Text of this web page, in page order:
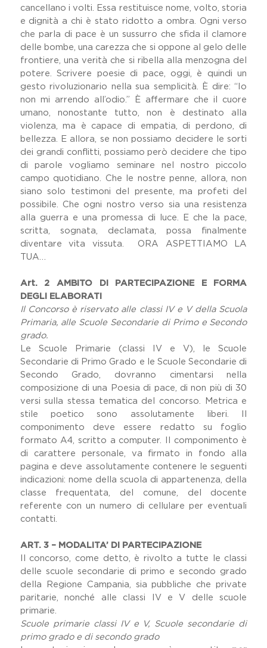
cancellano i volti. Essa restituisce nome, volto, storia
e dignità a chi è stato ridotto a ombra. Ogni verso
che parla di pace è un sussurro che sfida il clamore
delle bombe, una carezza che si oppone al gelo delle
frontiere, una verità che si ribella alla menzogna del
potere. Scrivere poesie di pace, oggi, è quindi un
gesto rivoluzionario nella sua semplicità. È dire: “Io
non mi arrendo all’odio.” È affermare che il cuore
umano, nonostante tutto, non è destinato alla
violenza, ma è capace di empatia, di perdono, di
bellezza. E allora, se non possiamo decidere le sorti
dei grandi conflitti, possiamo però decidere che tipo
di parole vogliamo seminare nel nostro piccolo
campo quotidiano. Che le nostre penne, allora, non
siano solo testimoni del presente, ma profeti del
possibile. Che ogni nostro verso sia una resistenza
alla guerra e una promessa di luce. E che la pace,
scritta, sognata, declamata, possa finalmente
diventare vita vissuta. ORA ASPETTIAMO LA
TUA…
Art. 2 AMBITO DI PARTECIPAZIONE E FORMA
DEGLI ELABORATI
Il Concorso è riservato alle classi IV e V della Scuola
Primaria, alle Scuole Secondarie di Primo e Secondo
grado.
Le Scuole Primarie (classi IV e V), le Scuole
Secondarie di Primo Grado e le Scuole Secondarie di
Secondo Grado, dovranno cimentarsi nella
composizione di una Poesia di pace, di non più di 30
versi sulla stessa tematica del concorso. Metrica e
stile poetico sono assolutamente liberi. Il
componimento deve essere redatto su foglio
formato A4, scritto a computer. Il componimento è
di carattere personale, va firmato in fondo alla
pagina e deve assolutamente contenere le seguenti
indicazioni: nome della scuola di appartenenza, della
classe frequentata, del comune, del docente
referente con un numero di cellulare per eventuali
contatti.
ART. 3 – MODALITA’ DI PARTECIPAZIONE
Il concorso, come detto, è rivolto a tutte le classi
delle scuole secondarie di primo e secondo grado
della Regione Campania, sia pubbliche che private
paritarie, nonché alle classi IV e V delle scuole
primarie.
Scuole primarie classi IV e V, Scuole secondarie di
primo grado e di secondo grado